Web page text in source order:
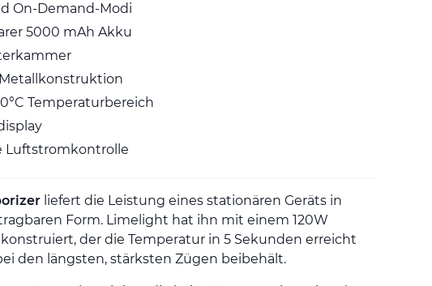
On-Demand-Modi
5000 mAh Akku
Temperaturbereich
Luftstromkontrolle
liefert die Leistung eines stationären Geräts in
Form. Limelight hat ihn mit einem 120W
der die Temperatur in 5 Sekunden erreicht
den längsten, stärksten Zügen beibehält.